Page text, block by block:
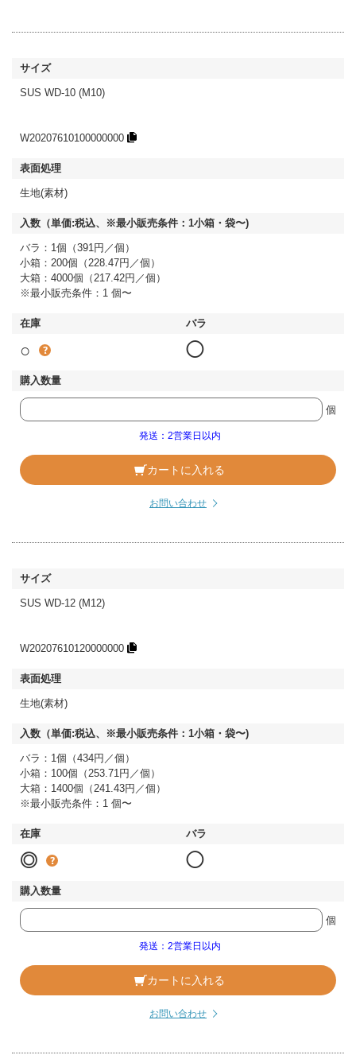
SUS WD-10 (M10)
W20207610100000000
生地(素材)
バラ：1個（391円／個）
小箱：200個（228.47円／個）
大箱：4000個（217.42円／個）
※最小販売条件：1 個〜
○ ◯
個
発送：2営業日以内
カートに入れる
お問い合わせ
SUS WD-12 (M12)
W20207610120000000
生地(素材)
バラ：1個（434円／個）
小箱：100個（253.71円／個）
大箱：1400個（241.43円／個）
※最小販売条件：1 個〜
◎ ◯
個
発送：2営業日以内
カートに入れる
お問い合わせ